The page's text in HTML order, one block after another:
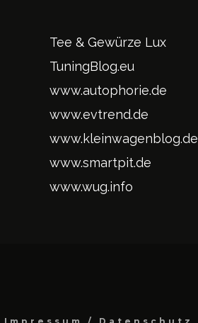
Tee & Gewürze Lux
TuningBlog.eu
www.autophorie.de
www.evtrend.de
www.kleinwagenblog.de
www.smartpit.de
www.wug.info